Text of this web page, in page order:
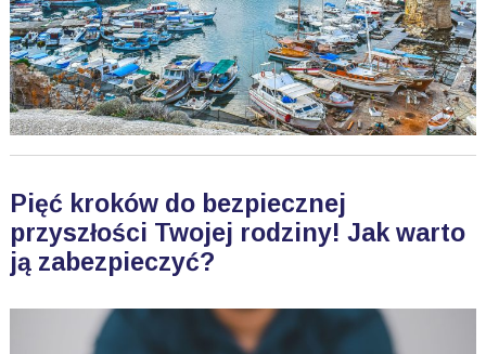
Pięć kroków do bezpiecznej
przyszłości Twojej rodziny! Jak warto
ją zabezpieczyć?